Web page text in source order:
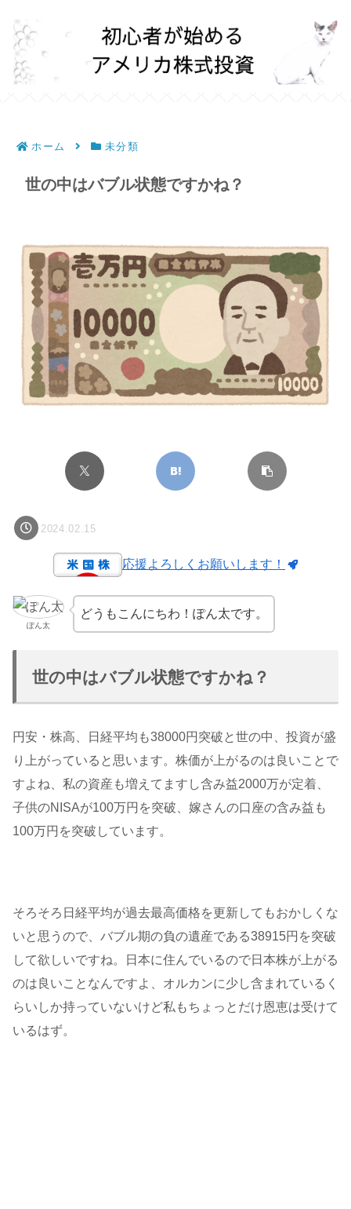
ホーム 未分類
世の中はバブル状態ですかね？
2024.02.15
応援よろしくお願いします！
ぽん太
どうもこんにちわ！ぽん太です。
世の中はバブル状態ですかね？
円安・株高、日経平均も38000円突破と世の中、投資が盛
り上がっていると思います。株価が上がるのは良いことで
すよね、私の資産も増えてますし含み益2000万が定着、
子供のNISAが100万円を突破、嫁さんの口座の含み益も
100万円を突破しています。
そろそろ日経平均が過去最高価格を更新してもおかしくな
いと思うので、バブル期の負の遺産である38915円を突破
して欲しいですね。日本に住んでいるので日本株が上がる
のは良いことなんですよ、オルカンに少し含まれているく
らいしか持っていないけど私もちょっとだけ恩恵は受けて
いるはず。